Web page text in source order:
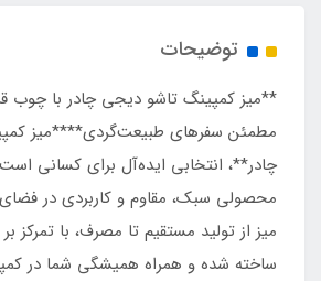
نوع اسکلت
استراکچر فلزی با رنگ کوره ای مشکی
مناسب جهت
طبیعت گردی ، استفاده در باغ و
استفاده در منزل
توضیحات
**میز کمپینگ تاشو دیجی چادر با چوب
مطمئن سفرهای طبیعت‌گردی****میز
چادر**، انتخابی ایده‌آل برای کسانی
محصولی سبک، مقاوم و کاربردی در
میز از تولید مستقیم تا مصرف، با تمرکز
ساخته شده و همراه همیشگی شما در